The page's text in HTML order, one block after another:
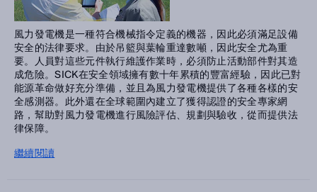
風力發電機是一種符合機械指令定義的機器，因此必須滿足設備
安全的法律要求。由於吊籃與葉輪重達數噸，因此安全尤為重
要。人員對這些元件執行維護作業時，必須防止活動部件對其造
成危險。SICK在安全領域擁有數十年累積的豐富經驗，因此已對
能源革命做好充分準備，並且為風力發電機提供了各種各樣的安
全感測器。此外還在全球範圍內建立了獲得認證的安全專家網
路，幫助對風力發電機進行風險評估、規劃與驗收，從而提供法
律保障。
繼續閱讀